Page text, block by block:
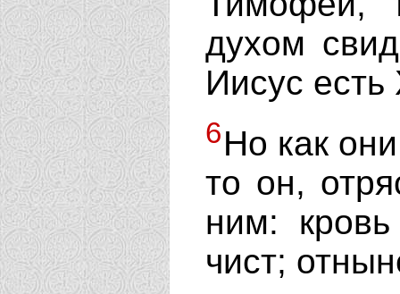
духом
Иисус есть
6Но как
то он,
ним:
чист;